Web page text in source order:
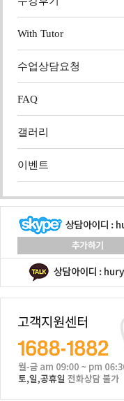
With Tutor
수업상담요청
FAQ
갤러리
이벤트